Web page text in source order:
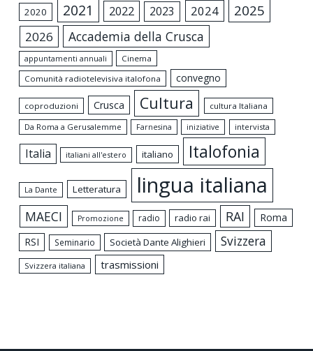
2020 2021 2022 2023 2024 2025
2026 Accademia della Crusca
appuntamenti annuali
Cinema
Comunità radiotelevisiva italofona
convegno
coproduzioni Crusca Cultura
cultura Italiana
Da Roma a Gerusalemme
Farnesina iniziative intervista
Italia italiani all'estero italiano Italofonia
La Dante Letteratura lingua italiana
MAECI Promozione radio radio rai RAI
Roma
RSI
Seminario Società Dante Alighieri Svizzera
Svizzera italiana trasmissioni